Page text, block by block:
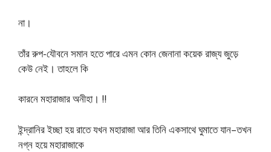
না।
তাঁর রুপ-যৌবনে সমান হতে পারে এমন কোন জেনানা কয়েক রাজ্য জুড়ে
কেউ নেই। তাহলে কি
কারনে মহারাজার অনীহা। !!
ইন্দ্রানির ইচ্ছা হয় রাতে যখন মহারাজা আর তিনি একসাথে ঘুমাতে যান–তখন
নগ্ন হয়ে মহারাজাকে